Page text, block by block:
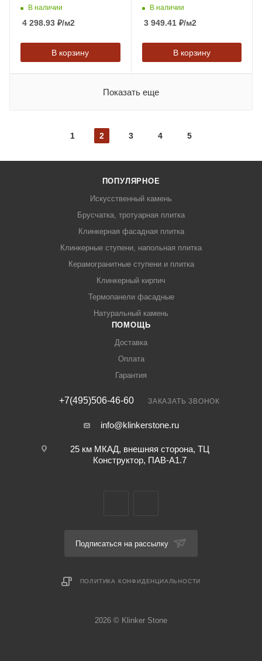
В наличии
4 298.93 ₽/м2
В корзину
В наличии
3 949.41₽/м2
В корзину
Показать еще
1 2 3 4 5
ПОПУЛЯРНОЕ
Искусственный камень
Брусчатка, тротуарная плитка
Клинкерная фасадная плитка
Клинкерные ступени, напольная плитка
Керамогранитные ступени и плитка
Клинкерный кирпич
Термопанели фасадные
Натуральный камень
ПОМОЩЬ
Доставка
Оплата
Гарантия
+7(495)506-46-60 ЗАКАЗАТЬ ЗВОНОК
info@klinkerstone.ru
25 км МКАД, внешняя сторона, ТЦ
Конструктор, ПАВ-А1.7
Подписаться на рассылку
ПОЛИТИКА КОНФИДЕНЦИАЛЬНОСТИ
2026 © Klinker Stone